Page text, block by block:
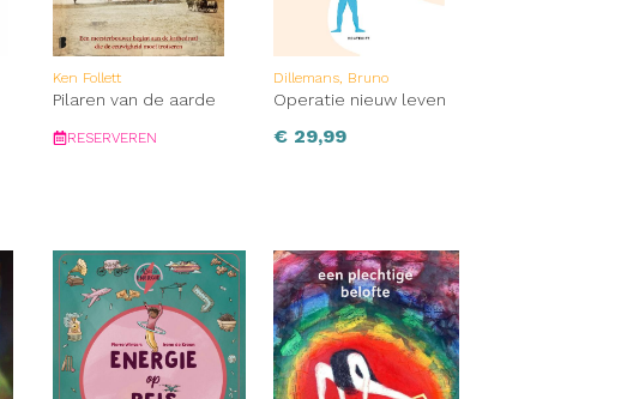
Ken Follett
Pilaren van de aarde
RESERVEREN
Dillemans, Bruno
Operatie nieuw leven
€29,99